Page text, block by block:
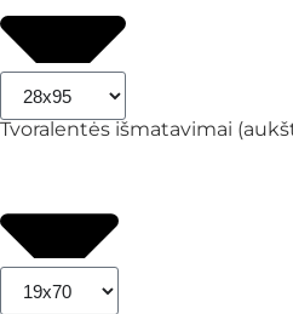
Tvoralentės išmatavimai